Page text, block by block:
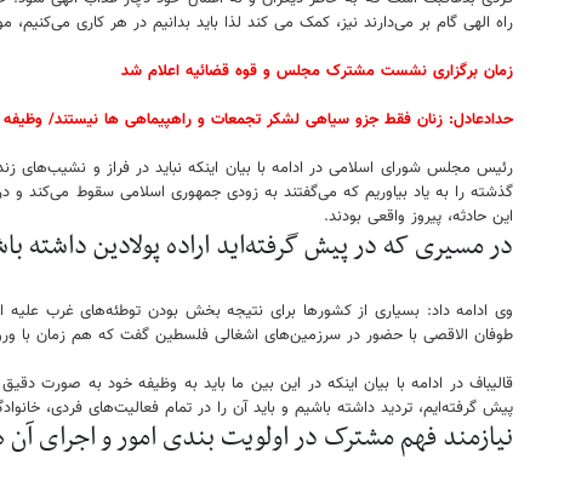
راه الهی گام بر می‌دارند نیز، کمک می کند لذا باید بدانیم در هر کاری
زمان برگزاری نشست مشترک مجلس و قوه قضائیه اعلام شد
حدادعادل: زنان فقط جزو سیاهی لشکر تجمعات و راهپیماهی ها نیستند/ وظیفه
رئیس مجلس شورای اسلامی در ادامه با بیان اینکه نباید در فراز و نشیب‌های
گذشته را به یاد بیاوریم که می‌گفتند به زودی جمهوری اسلامی سقوط می‌کند و
این حادثه، پیروز واقعی بودند.
در مسیری که در پیش گرفته‌اید اراده پولادین داشته
وی ادامه داد: بسیاری از کشورها برای نتیجه بخش بودن توطئه‌های غرب
طوفان الاقصی با حضور در سرزمین‌های اشغالی فلسطین گفت که هم زمان با
قالیباف در ادامه با بیان اینکه در این بین ما باید به وظیفه خود به صورت
پیش گرفته‌ایم، تردید داشته باشیم و باید آن را در تمام فعالیت‌های فردی،
نیازمند فهم مشترک در اولویت بندی امور و اجرای